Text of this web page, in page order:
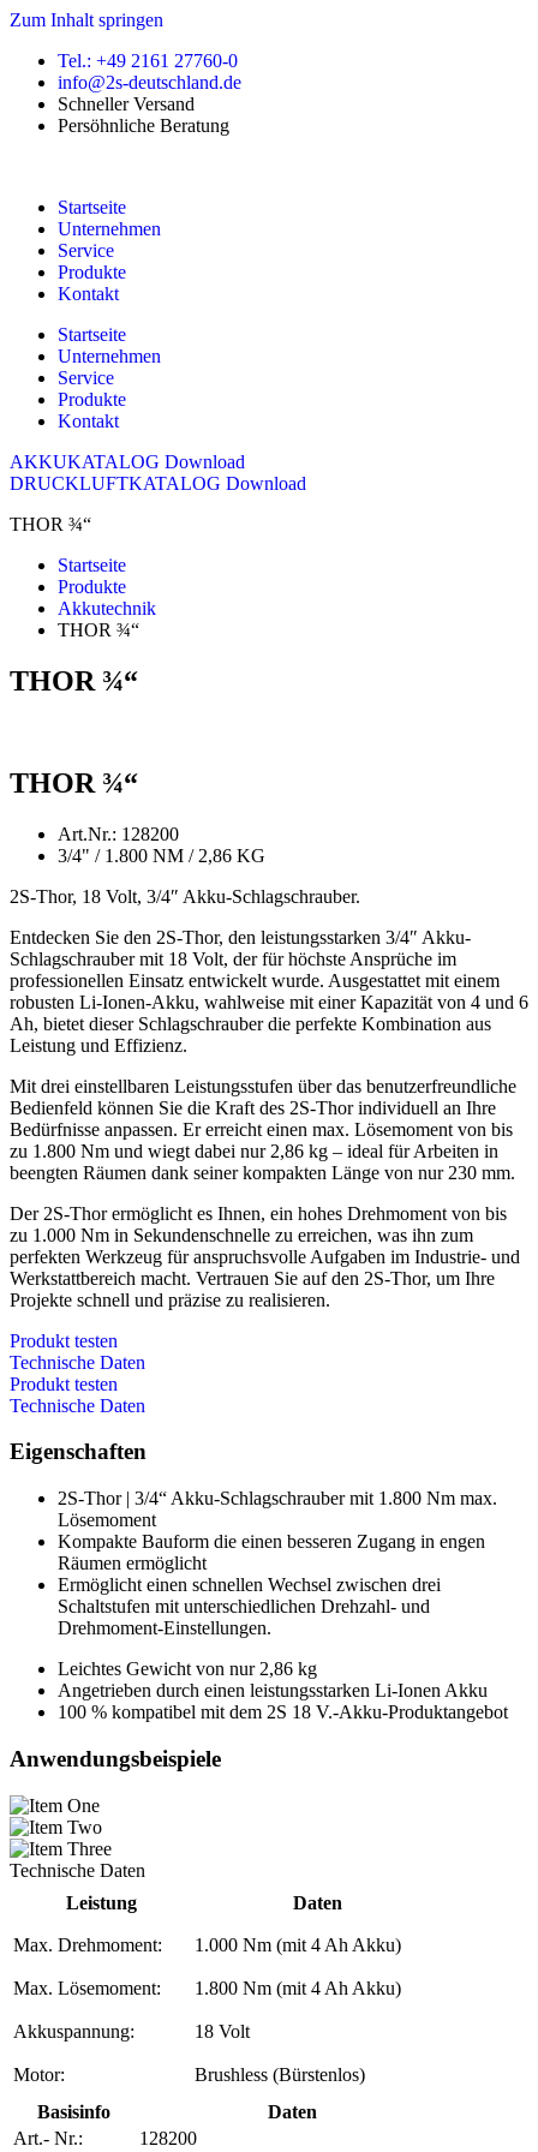
Zum Inhalt springen
Tel.: +49 2161 27760-0
info@2s-deutschland.de
Schneller Versand
Persöhnliche Beratung
Startseite
Unternehmen
Service
Produkte
Kontakt
Startseite
Unternehmen
Service
Produkte
Kontakt
AKKUKATALOG Download
DRUCKLUFTKATALOG Download
THOR ¾“
Startseite
Produkte
Akkutechnik
THOR ¾“
THOR ¾“
THOR ¾“
Art.Nr.: 128200
3/4" / 1.800 NM / 2,86 KG
2S-Thor, 18 Volt, 3/4″ Akku-Schlagschrauber.
Entdecken Sie den 2S-Thor, den leistungsstarken 3/4″ Akku-
Schlagschrauber mit 18 Volt, der für höchste Ansprüche im
professionellen Einsatz entwickelt wurde. Ausgestattet mit einem
robusten Li-Ionen-Akku, wahlweise mit einer Kapazität von 4 und 6
Ah, bietet dieser Schlagschrauber die perfekte Kombination aus
Leistung und Effizienz.
Mit drei einstellbaren Leistungsstufen über das benutzerfreundliche
Bedienfeld können Sie die Kraft des 2S-Thor individuell an Ihre
Bedürfnisse anpassen. Er erreicht einen max. Lösemoment von bis
zu 1.800 Nm und wiegt dabei nur 2,86 kg – ideal für Arbeiten in
beengten Räumen dank seiner kompakten Länge von nur 230 mm.
Der 2S-Thor ermöglicht es Ihnen, ein hohes Drehmoment von bis
zu 1.000 Nm in Sekundenschnelle zu erreichen, was ihn zum
perfekten Werkzeug für anspruchsvolle Aufgaben im Industrie- und
Werkstattbereich macht. Vertrauen Sie auf den 2S-Thor, um Ihre
Projekte schnell und präzise zu realisieren.
Produkt testen
Technische Daten
Produkt testen
Technische Daten
Eigenschaften
2S-Thor | 3/4“ Akku-Schlagschrauber mit 1.800 Nm max.
Lösemoment
Kompakte Bauform die einen besseren Zugang in engen
Räumen ermöglicht
Ermöglicht einen schnellen Wechsel zwischen drei
Schaltstufen mit unterschiedlichen Drehzahl- und
Drehmoment-Einstellungen.
Leichtes Gewicht von nur 2,86 kg
Angetrieben durch einen leistungsstarken Li-Ionen Akku
100 % kompatibel mit dem 2S 18 V.-Akku-Produktangebot
Anwendungsbeispiele
Technische Daten
Leistung
Daten
Max. Drehmoment: 1.000 Nm (mit 4 Ah Akku)
Max. Lösemoment: 1.800 Nm (mit 4 Ah Akku)
Akkuspannung: 18 Volt
Motor:
Brushless (Bürstenlos)
Basisinfo
Daten
Art.- Nr.:
128200